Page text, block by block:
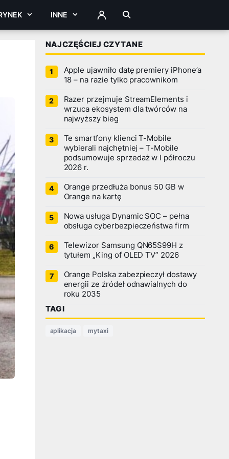
INNE ZALOGUJ
NAJCZĘŚCIEJ CZYTANE
Apple ujawniło datę premiery iPhone’a
18 – na razie tylko pracownikom
Razer przejmuje StreamElements i
wrzuca ekosystem dla twórców na
najwyższy bieg
Te smartfony klienci T-Mobile
wybierali najchętniej – T-Mobile
podsumowuje sprzedaż w I półroczu
2026 r.
Orange przedłuża bonus 50 GB w
Orange na kartę
Nowa usługa Dynamic SOC – pełna
obsługa cyberbezpieczeństwa firm
Telewizor Samsung QN65S99H z
tytułem „King of OLED TV” 2026
Orange Polska zabezpieczył dostawy
energii ze źródeł odnawialnych do
roku 2035
TAGI
aplikacja mytaxi